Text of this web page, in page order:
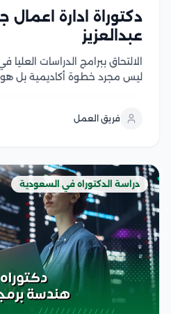
دكتوراة ادارة
عبدالعزيز
الالتحاق ببرامج الدراسات
ليس مجرد خطوة أكاديمية بل هو
متطورة وداعمة، ستجد الفرصة
فريق العمل
دراسة الدكتوراه في السعودية